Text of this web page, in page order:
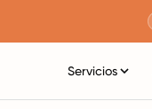
Servicios